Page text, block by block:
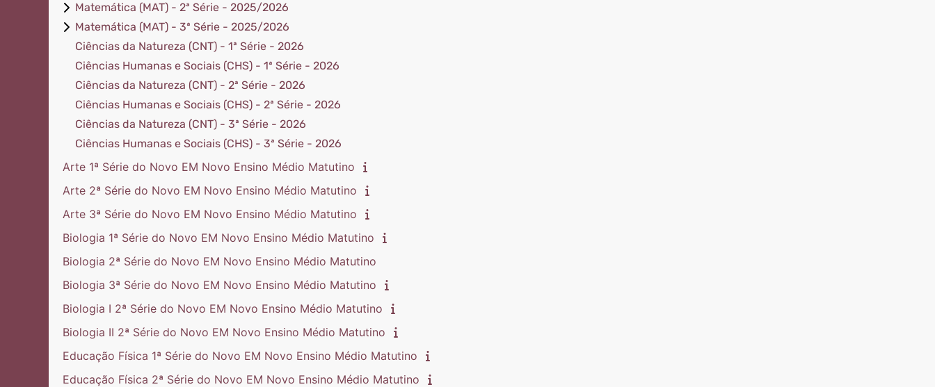
Matemática (MAT) - 2ª Série - 2025/2026
Matemática (MAT) - 3ª Série - 2025/2026
Ciências da Natureza (CNT) - 1ª Série - 2026
Ciências Humanas e Sociais (CHS) - 1ª Série - 2026
Ciências da Natureza (CNT) - 2ª Série - 2026
Ciências Humanas e Sociais (CHS) - 2ª Série - 2026
Ciências da Natureza (CNT) - 3ª Série - 2026
Ciências Humanas e Sociais (CHS) - 3ª Série - 2026
Arte 1ª Série do Novo EM Novo Ensino Médio Matutino
Arte 2ª Série do Novo EM Novo Ensino Médio Matutino
Arte 3ª Série do Novo EM Novo Ensino Médio Matutino
Biologia 1ª Série do Novo EM Novo Ensino Médio Matutino
Biologia 2ª Série do Novo EM Novo Ensino Médio Matutino
Biologia 3ª Série do Novo EM Novo Ensino Médio Matutino
Biologia I 2ª Série do Novo EM Novo Ensino Médio Matutino
Biologia II 2ª Série do Novo EM Novo Ensino Médio Matutino
Educação Física 1ª Série do Novo EM Novo Ensino Médio Matutino
Educação Física 2ª Série do Novo EM Novo Ensino Médio Matutino